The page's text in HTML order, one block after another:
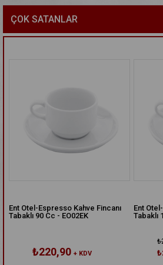
ÇOK SATANLAR
Ent Otel-Nescafe Kahve Fincanı
Tabaklı 140 Cc - EO02NT
₺242,99